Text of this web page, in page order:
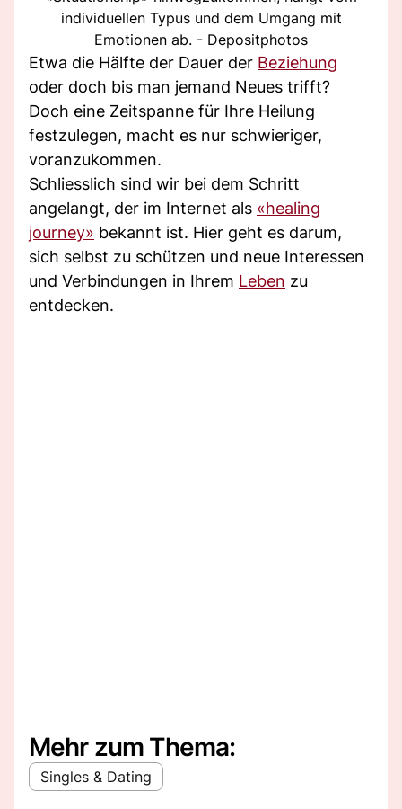
individuellen Typus und dem Umgang mit
Emotionen ab. - Depositphotos
Etwa die Hälfte der Dauer der Beziehung
oder doch bis man jemand Neues trifft?
Doch eine Zeitspanne für Ihre Heilung
festzulegen, macht es nur schwieriger,
voranzukommen.
Schliesslich sind wir bei dem Schritt
angelangt, der im Internet als «healing
journey» bekannt ist. Hier geht es darum,
sich selbst zu schützen und neue Interessen
und Verbindungen in Ihrem Leben zu
entdecken.
Mehr zum Thema:
Singles & Dating